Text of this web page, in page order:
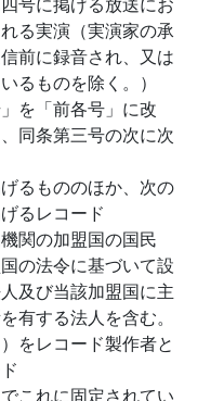
る実演（実演家の承
前に録音され、又は
るものを除く。）
を「前各号」に改
同条第三号の次に次
るもののほか、次の
るレコード
関の加盟国の国民
国の法令に基づいて設
及び当該加盟国に主
有する法人を含む。
をレコード製作者と
これに固定されてい